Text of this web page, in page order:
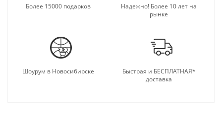
Более 15000 подарков
Надежно! Более 10 лет на
рынке
Шоурум в Новосибирске
Быстрая и БЕСПЛАТНАЯ*
доставка